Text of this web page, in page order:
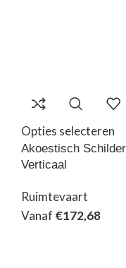
Opties selecteren
Akoestisch
Verticaal
Ruimtevaart
Vanaf €172,68